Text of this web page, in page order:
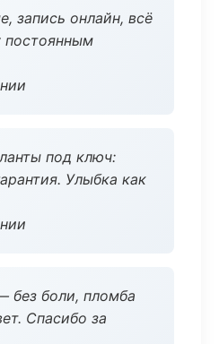
запись онлайн, всё
постоянным
под ключ:
Улыбка как
без боли, пломба
Спасибо за